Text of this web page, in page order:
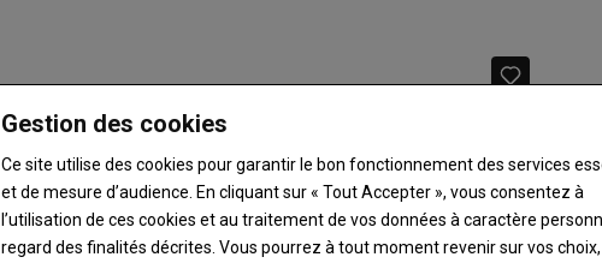
Gestion des cookies
Ce site utilise des cookies pour garantir le bon fonctionnement des services
et de mesure d’audience. En cliquant sur « Tout Accepter », vous consentez à
l’utilisation de ces cookies et au traitement de vos données à caractère
regard des finalités décrites. Vous pourrez à tout moment revenir sur vos